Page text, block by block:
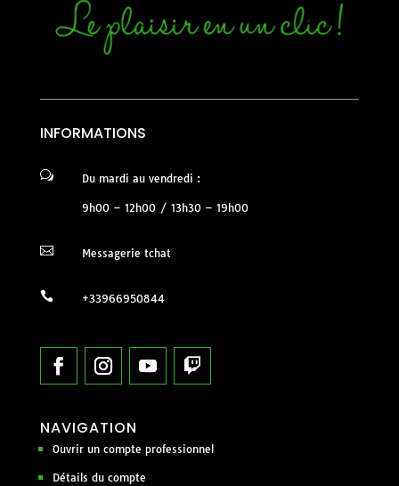
INFORMATIONS
w Du mardi au vendredi :
9h00 – 12h00 / 13h30 – 19h00
 Messagerie tchat
 +33966950844
NAVIGATION
Ouvrir un compte professionnel
Détails du compte